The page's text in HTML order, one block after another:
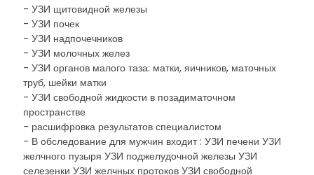
- УЗИ щитовидной железы
- УЗИ почек
- УЗИ надпочечников
- УЗИ молочных желез
- УЗИ органов малого таза: матки, яичников, маточных
труб, шейки матки
- УЗИ свободной жидкости в позадиматочном
пространстве
- расшифровка результатов специалистом
- В обследование для мужчин входит : УЗИ печени УЗИ
желчного пузыря УЗИ поджелудочной железы УЗИ
селезенки УЗИ желчных протоков УЗИ свободной